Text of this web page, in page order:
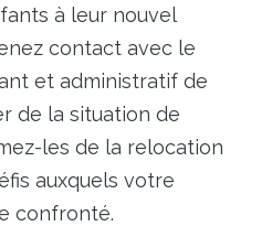
à leur nouvel
contact avec le
et administratif de
de la situation de
les de la relocation
auxquels votre
confronté.